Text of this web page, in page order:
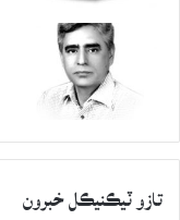
تازو ٽيڪنيڪل خبرون